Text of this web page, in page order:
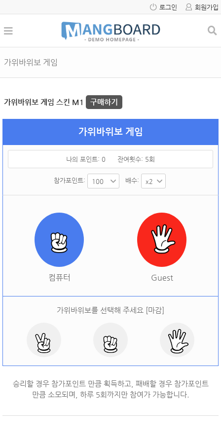
로그인 회원가입
가위바위보 게임
가위바위보 게임 스킨 M1 구매하기
가위바위보 게임
나의 포인트: 0 잔여횟수: 5회
참가포인트: 배수:
컴퓨터 Guest
가위바위보를 선택해 주세요 [마감]
오늘 승률: 오늘 결과: ]
승리할 경우 참가포인트 만큼 획득하고, 패배할 경우 참가포인트
만큼 소모되며, 하루 5회까지만 참여가 가능합니다.